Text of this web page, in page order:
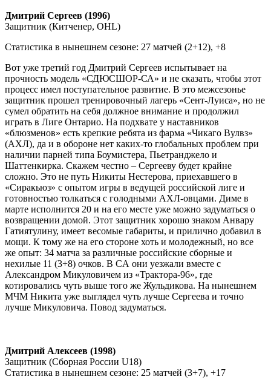
Дмитрий Сергеев (1996)
Защитник (Китченер, OHL)
Статистика в нынешнем сезоне: 27 матчей (2+12), +8
Вот уже третий год Дмитрий Сергеев испытывает на
прочность модель «СДЮСШОР-СА» и не сказать, чтобы этот
процесс имел поступательное развитие. В это межсезонье
защитник прошел тренировочный лагерь «Сент-Луиса», но не
сумел обратить на себя должное внимание и продолжил
играть в Лиге Онтарио. На подхвате у наставников
«блюзменов» есть крепкие ребята из фарма «Чикаго Вулвз»
(АХЛ), да и в обороне нет каких-то глобальных проблем при
наличии парней типа Боумистера, Пьетранджело и
Шаттенкирка. Скажем честно – Сергееву будет крайне
сложно. Это не путь Никиты Нестерова, приехавшего в
«Сиракьюз» с опытом игры в ведущей российской лиге и
готовностью толкаться с голодными АХЛ-овцами. Диме в
марте исполнится 20 и на его месте уже можно задуматься о
возвращении домой. Этот защитник хорошо знаком Анвару
Гатиятулину, имеет весомые габариты, и прилично добавил в
мощи. К тому же на его стороне хоть и молодежный, но все
же опыт: 34 матча за различные российские сборные и
нехилые 11 (3+8) очков. В CА они уезжали вместе с
Александром Микуловичем из «Трактора-96», где
котировались чуть выше того же Жульдикова. На нынешнем
МЧМ Никита уже выглядел чуть лучше Сергеева и точно
лучше Микуловича. Повод задуматься.
Дмитрий Алексеев (1998)
Защитник (Сборная России U18)
Статистика в нынешнем сезоне: 25 матчей (3+7), +17